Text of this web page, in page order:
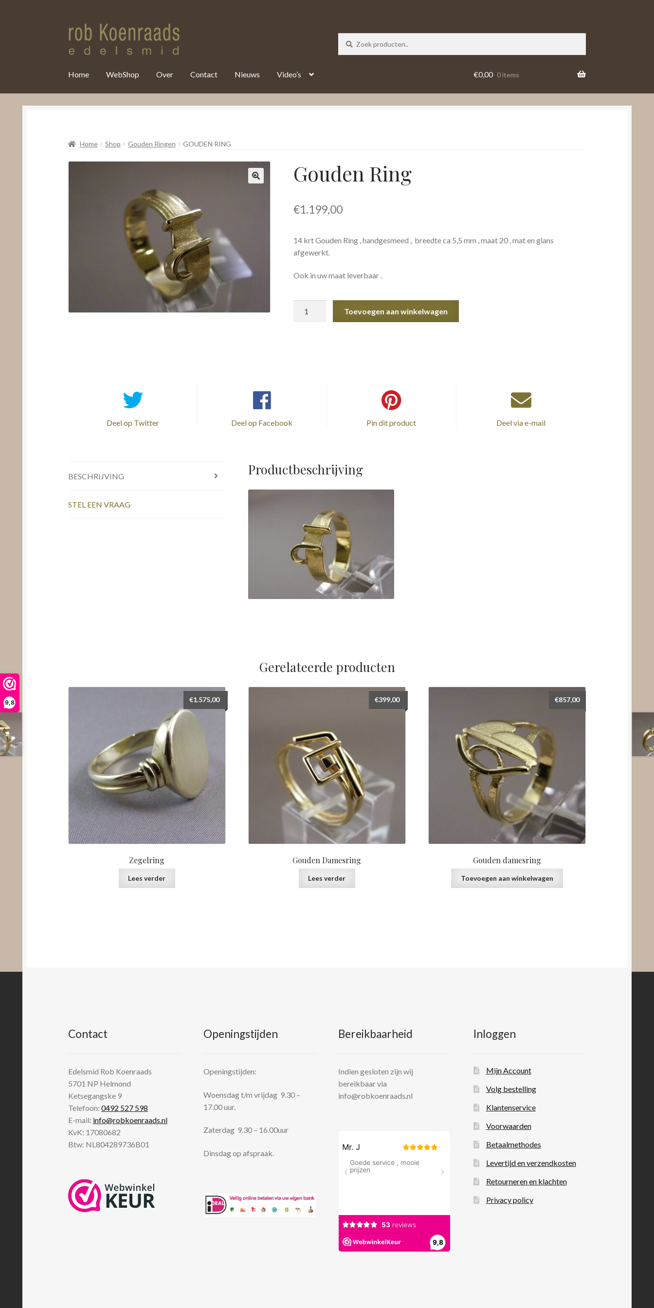
9,8
Home WebShop Over Contact Nieuws Video’s €0,00 0 items
Home Shop Gouden Ringen GOUDEN RING
Gouden Ring
€1.199,00
14 krt Gouden Ring , handgesmeed , breedte ca 5,5 mm , maat 20 , mat en glans
afgewerkt.
Ook in uw maat leverbaar .
Toevoegen aan winkelwagen
Deel op Twitter Deel op Facebook Pin dit product Deel via e-mail
BESCHRIJVING
STEL EEN VRAAG
Productbeschrijving
Gerelateerde producten
Zegelring
€1.575,00
Lees verder
Gouden Damesring
€399,00
Lees verder
Gouden damesring
€857,00
Toevoegen aan winkelwagen
Contact
Edelsmid Rob Koenraads
5701 NP Helmond
Ketsegangske 9
Telefoon:0492 527 598
E-mail: info@robkoenraads.nl
KvK: 17080682
Btw: NL804289736B01
Openingstijden
Openingstijden:
Woensdag t/m vrijdag 9.30 –
17.00 uur.
Zaterdag 9.30 – 16.00uur
Dinsdag op afspraak.
Bereikbaarheid
Indien gesloten zijn wij
bereikbaar via
info@robkoenraads.nl
Inloggen
Mijn Account
Volg bestelling
Klantenservice
Voorwaarden
Betaalmethodes
Levertijd en verzendkosten
Retourneren en klachten
Privacy policy